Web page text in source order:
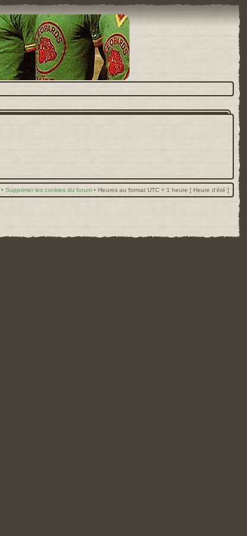
• Supprimer les cookies du forum • Heures au format UTC + 1 heure [ Heure d’été ]